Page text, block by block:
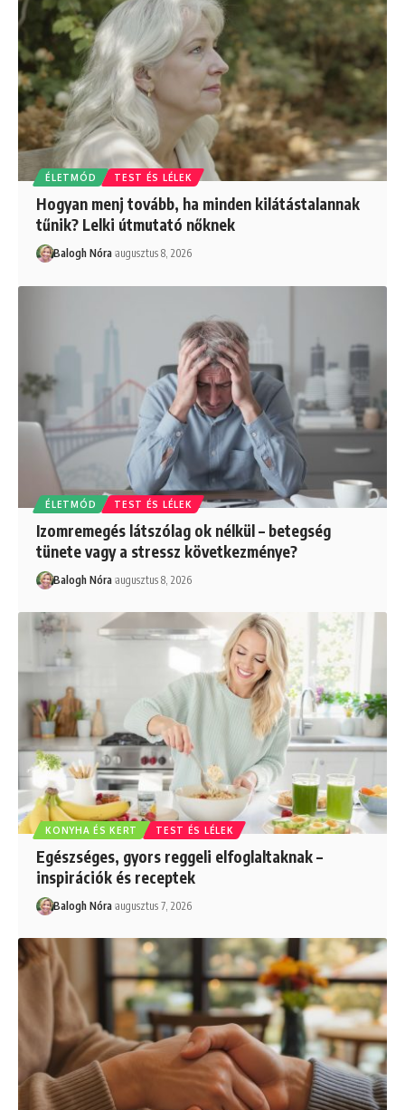
ÉLETMÓD TEST ÉS LÉLEK
Hogyan menj tovább, ha minden kilátástalannak
tűnik? Lelki útmutató nőknek
Balogh Nóra augusztus 8, 2026
ÉLETMÓD TEST ÉS LÉLEK
Izomremegés látszólag ok nélkül – betegség
tünete vagy a stressz következménye?
Balogh Nóra augusztus 8, 2026
KONYHA ÉS KERT TEST ÉS LÉLEK
Egészséges, gyors reggeli elfoglaltaknak –
inspirációk és receptek
Balogh Nóra augusztus 7, 2026